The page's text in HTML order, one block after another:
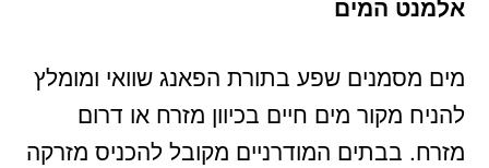
אלמנט המים
מים מסמנים שפע בתורת הפאנג שוואי ומומלץ
להניח מקור מים חיים בכיוון מזרח או דרום
מזרח. בבתים המודרניים מקובל להכניס מזרקה